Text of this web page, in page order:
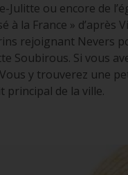
Julitte ou encore de
la France » d’après
rejoignant Nevers
Soubirous. Si vous
y trouverez une
principal de la ville.